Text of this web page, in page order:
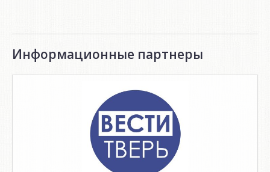
Информационные партнеры